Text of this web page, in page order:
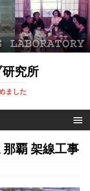
究所
ました
那覇 架線工事